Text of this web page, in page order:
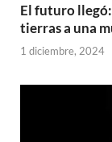
El futuro
tierras a una
1 diciembre, 2024